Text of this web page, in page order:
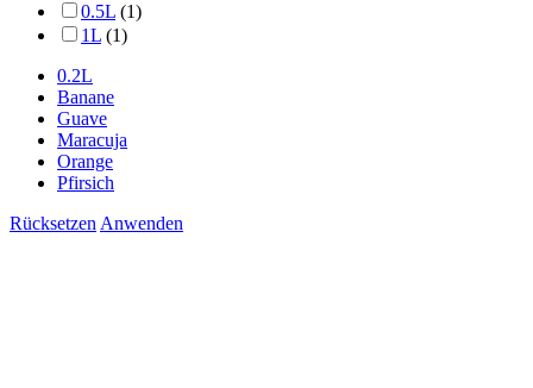
0.5L (1)
1L (1)
0.2L
Banane
Guave
Maracuja
Orange
Pfirsich
Rücksetzen Anwenden